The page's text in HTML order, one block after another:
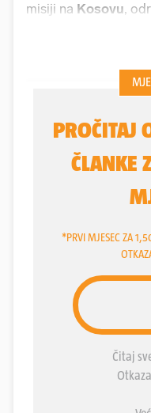
misiji na Kosovu,
kišobrana kakve je
glave do pete